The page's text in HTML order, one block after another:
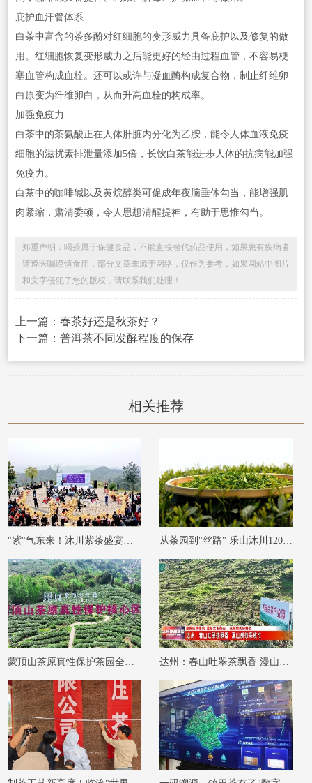
庇护血汗管体系
白茶中富含的茶多酚对红细胞的变形威力具备庇护以及修复的做
用。红细胞恢复变形威力之后能更好的经由过程血管，不容易梗
塞血管构成血栓。还可以或许与凝血酶构成复合物，制止纤维卵
白原变为纤维卵白，从而升高血栓的构成率。
加强免疫力
白茶中的茶氨酸正在人体肝脏内分化为乙胺，能令人体血液免疫
细胞的滋扰素排泄量添加5倍，长饮白茶能进步人体的抗病能加强
免疫力。
白茶中的咖啡碱以及黄烷醇类可促成年夜脑垂体勾当，能增强肌
肉紧缩，肃清委顿，令人思想清醒提神，有助于思惟勾当。
郑重声明：喝茶属于保健食品，不能直接替代药品使用，如果患有疾病者
请遵医嘱谨慎食用，部分文章来源于网络，仅作为参考，如果网站中图片
和文字侵犯了您的版权，请联系我们处理！
上一篇：春茶好还是秋茶好？
下一篇：普洱茶不同发酵程度的保存
相关推荐